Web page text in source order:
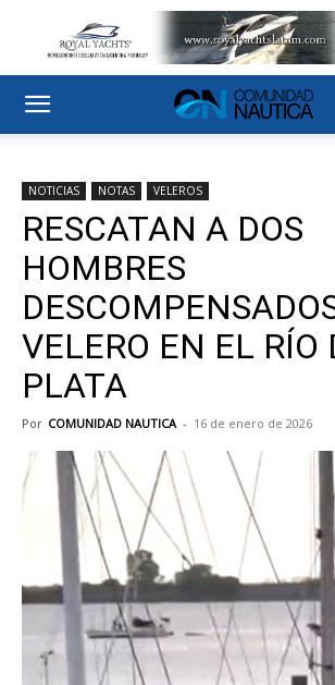
NOTICIAS NOTAS VELEROS
RESCATAN A DOS
HOMBRES
VELERO EN EL RÍO
PLATA
Por COMUNIDAD NAUTICA - 16 de enero de 2026